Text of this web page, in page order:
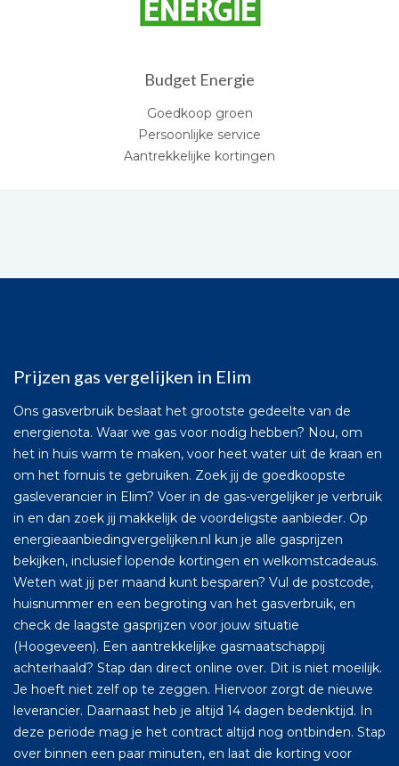
Budget Energie
Goedkoop groen
Persoonlijke service
Aantrekkelijke kortingen
Prijzen gas vergelijken in Elim
Ons gasverbruik beslaat het grootste gedeelte van de
energienota. Waar we gas voor nodig hebben? Nou, om
het in huis warm te maken, voor heet water uit de kraan en
om het fornuis te gebruiken. Zoek jij de goedkoopste
gasleverancier in Elim? Voer in de gas-vergelijker je verbruik
in en dan zoek jij makkelijk de voordeligste aanbieder. Op
energieaanbiedingvergelijken.nl kun je alle gasprijzen
bekijken, inclusief lopende kortingen en welkomstcadeaus.
Weten wat jij per maand kunt besparen? Vul de postcode,
huisnummer en een begroting van het gasverbruik, en
check de laagste gasprijzen voor jouw situatie
(Hoogeveen). Een aantrekkelijke gasmaatschappij
achterhaald? Stap dan direct online over. Dit is niet moeilijk.
Je hoeft niet zelf op te zeggen. Hiervoor zorgt de nieuwe
leverancier. Daarnaast heb je altijd 14 dagen bedenktijd. In
deze periode mag je het contract altijd nog ontbinden. Stap
over binnen een paar minuten, en laat die korting voor